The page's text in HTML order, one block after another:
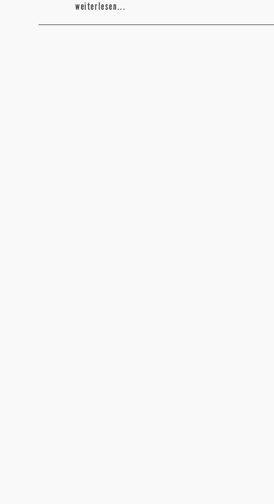
weiterlesen...